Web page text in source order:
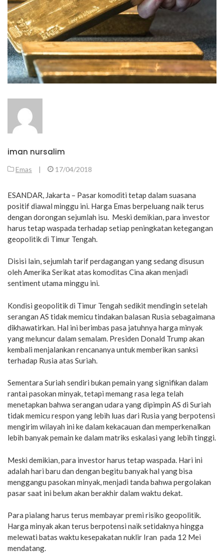
iman nursalim
Emas | 17/04/2018
ESANDAR, Jakarta – Pasar komoditi tetap dalam suasana
positif diawal minggu ini. Harga Emas berpeluang naik terus
dengan dorongan sejumlah isu. Meski demikian, para investor
harus tetap waspada terhadap setiap peningkatan ketegangan
geopolitik di Timur Tengah.
Disisi lain, sejumlah tarif perdagangan yang sedang disusun
oleh Amerika Serikat atas komoditas Cina akan menjadi
sentiment utama minggu ini.
Kondisi geopolitik di Timur Tengah sedikit mendingin setelah
serangan AS tidak memicu tindakan balasan Rusia sebagaimana
dikhawatirkan. Hal ini berimbas pasa jatuhnya harga minyak
yang meluncur dalam semalam. Presiden Donald Trump akan
kembali menjalankan rencananya untuk memberikan sanksi
terhadap Rusia atas Suriah.
Sementara Suriah sendiri bukan pemain yang signifikan dalam
rantai pasokan minyak, tetapi memang rasa lega telah
menetapkan bahwa serangan udara yang dipimpin AS di Suriah
tidak memicu respon yang lebih luas dari Rusia yang berpotensi
mengirim wilayah ini ke dalam kekacauan dan memperkenalkan
lebih banyak pemain ke dalam matriks eskalasi yang lebih tinggi.
Meski demikian, para investor harus tetap waspada. Hari ini
adalah hari baru dan dengan begitu banyak hal yang bisa
menggangu pasokan minyak, menjadi tanda bahwa pergolakan
pasar saat ini belum akan berakhir dalam waktu dekat.
Para pialang harus terus membayar premi risiko geopolitik.
Harga minyak akan terus berpotensi naik setidaknya hingga
melewati batas waktu kesepakatan nuklir Iran pada 12 Mei
mendatang.